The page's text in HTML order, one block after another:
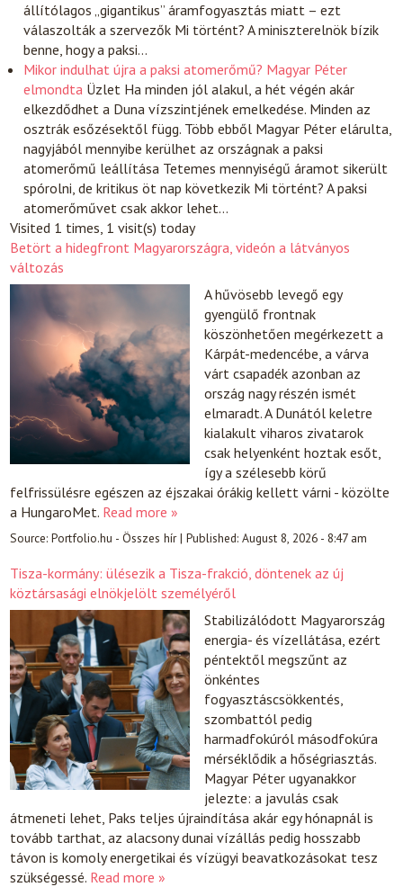
állítólagos „gigantikus” áramfogyasztás miatt – ezt
válaszolták a szervezők Mi történt? A miniszterelnök bízik
benne, hogy a paksi…
Mikor indulhat újra a paksi atomerőmű? Magyar Péter
elmondta Üzlet Ha minden jól alakul, a hét végén akár
elkezdődhet a Duna vízszintjének emelkedése. Minden az
osztrák esőzésektől függ. Több ebből Magyar Péter elárulta,
nagyjából mennyibe kerülhet az országnak a paksi
atomerőmű leállítása Tetemes mennyiségű áramot sikerült
spórolni, de kritikus öt nap következik Mi történt? A paksi
atomerőművet csak akkor lehet…
Visited 1 times, 1 visit(s) today
Betört a hidegfront Magyarországra, videón a látványos
változás
A hűvösebb levegő egy
gyengülő frontnak
köszönhetően megérkezett a
Kárpát-medencébe, a várva
várt csapadék azonban az
ország nagy részén ismét
elmaradt. A Dunától keletre
kialakult viharos zivatarok
csak helyenként hoztak esőt,
így a szélesebb körű
felfrissülésre egészen az éjszakai órákig kellett várni - közölte
a HungaroMet. Read more »
Source:Portfolio.hu - Összes hír|Published:August 8, 2026 - 8:47 am
Tisza-kormány: ülésezik a Tisza-frakció, döntenek az új
köztársasági elnökjelölt személyéről
Stabilizálódott Magyarország
energia- és vízellátása, ezért
péntektől megszűnt az
önkéntes
fogyasztáscsökkentés,
szombattól pedig
harmadfokúról másodfokúra
mérséklődik a hőségriasztás.
Magyar Péter ugyanakkor
jelezte: a javulás csak
átmeneti lehet, Paks teljes újraindítása akár egy hónapnál is
tovább tarthat, az alacsony dunai vízállás pedig hosszabb
távon is komoly energetikai és vízügyi beavatkozásokat tesz
szükségessé. Read more »